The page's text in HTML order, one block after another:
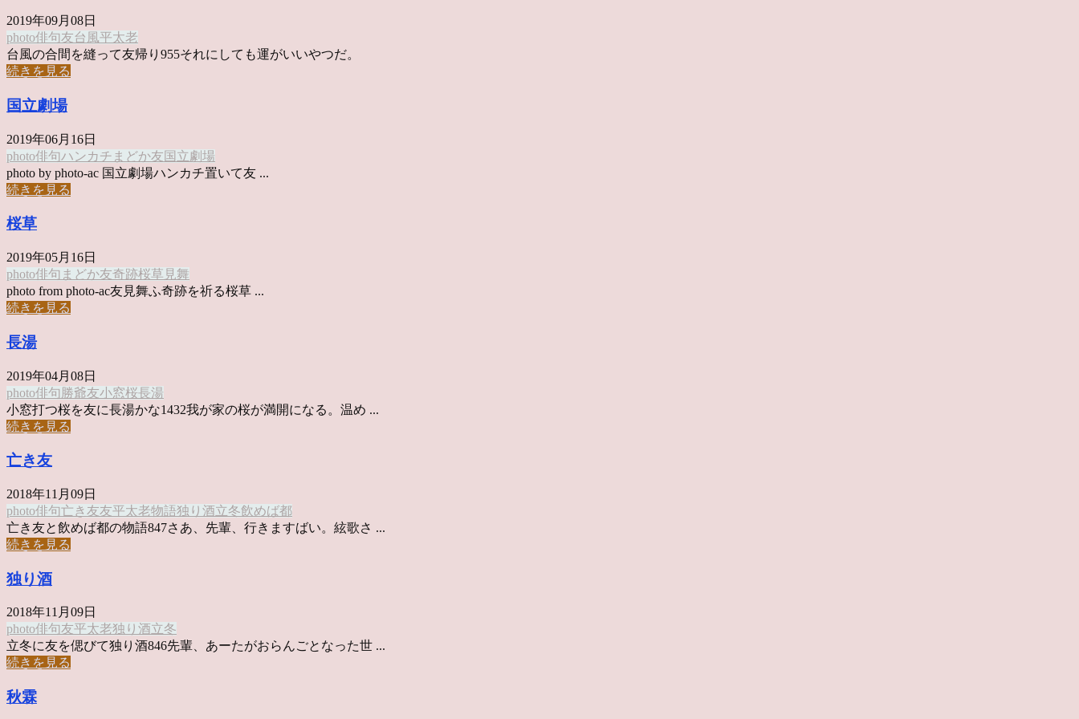
2019年09月08日
photo俳句友台風平太老
台風の合間を縫って友帰り955それにしても運がいいやつだ。
続きを見る
国立劇場
2019年06月16日
photo俳句ハンカチ まどか友 国立劇場
photo by photo-ac 国立劇場ハンカチ置いて友 ...
続きを見る
桜草
2019年05月16日
photo俳句 まどか友奇跡桜草 見舞
photo from photo-ac友見舞ふ奇跡を祈る桜草 ...
続きを見る
長湯
2019年04月08日
photo俳句 勝爺友小窓桜長湯
小窓打つ桜を友に長湯かな1432我が家の桜が満開になる。温め ...
続きを見る
亡き友
2018年11月09日
photo俳句亡き友友平太老物語独り酒立冬飲めば都
亡き友と飲めば都の物語847さあ、先輩、行きますばい。絃歌さ ...
続きを見る
独り酒
2018年11月09日
photo俳句友平太老独り酒立冬
立冬に友を偲びて独り酒846先輩、あーたがおらんごとなった世 ...
続きを見る
秋霖